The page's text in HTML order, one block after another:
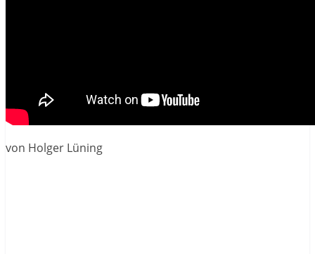
von Holger Lüning